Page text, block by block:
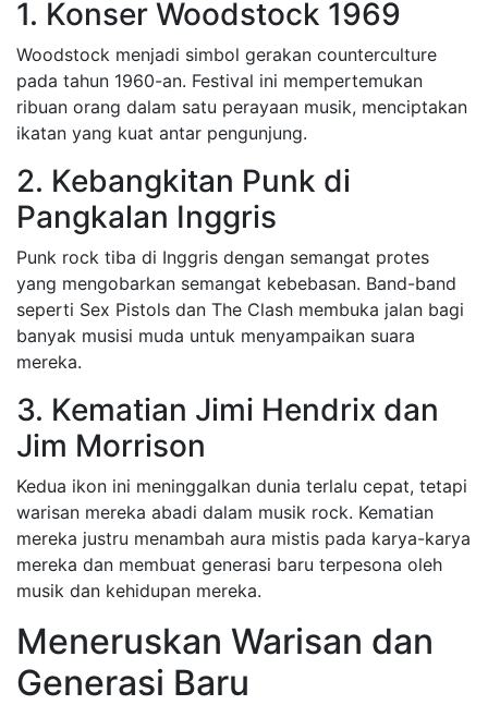
1. Konser Woodstock 1969
Woodstock menjadi simbol gerakan counterculture
pada tahun 1960-an. Festival ini mempertemukan
ribuan orang dalam satu perayaan musik, menciptakan
ikatan yang kuat antar pengunjung.
2. Kebangkitan Punk di
Pangkalan Inggris
Punk rock tiba di Inggris dengan semangat protes
yang mengobarkan semangat kebebasan. Band-band
seperti Sex Pistols dan The Clash membuka jalan bagi
banyak musisi muda untuk menyampaikan suara
mereka.
3. Kematian Jimi Hendrix dan
Jim Morrison
Kedua ikon ini meninggalkan dunia terlalu cepat, tetapi
warisan mereka abadi dalam musik rock. Kematian
mereka justru menambah aura mistis pada karya-karya
mereka dan membuat generasi baru terpesona oleh
musik dan kehidupan mereka.
Meneruskan Warisan dan
Generasi Baru